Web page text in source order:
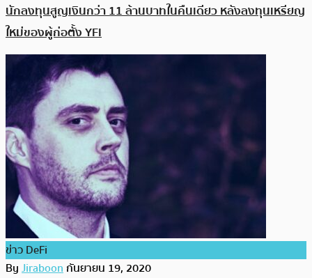
นักลงทุนสูญเงินกว่า 11 ล้านบาทในคืนเดียว หลังลงทุนเหรียญ
ใหม่ของผู้ก่อตั้ง YFI
ข่าว DeFi
ByJiraboonกันยายน 19, 2020